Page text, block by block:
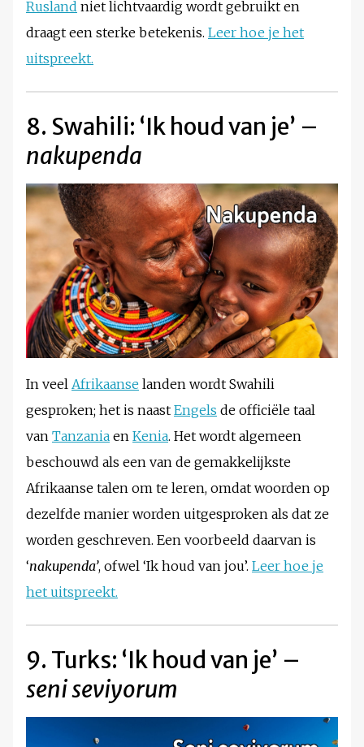
Rusland niet lichtvaardig wordt gebruikt en
draagt een sterke betekenis. Leer hoe je het
uitspreekt.
8. Swahili: ‘Ik houd van je’ –
nakupenda
In veel Afrikaanse landen wordt Swahili
gesproken; het is naast Engels de officiële taal
van Tanzania en Kenia. Het wordt algemeen
beschouwd als een van de gemakkelijkste
Afrikaanse talen om te leren, omdat woorden op
dezelfde manier worden uitgesproken als dat ze
worden geschreven. Een voorbeeld daarvan is
‘nakupenda’, ofwel ‘Ik houd van jou’. Leer hoe je
het uitspreekt.
9. Turks: ‘Ik houd van je’ –
seni seviyorum